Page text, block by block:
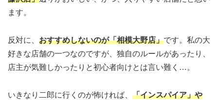
ます。
反対に、 おすすめしないのが「相模大野店」です。私の大
好きな店舗の一つなのですが、独自のルールがあったり、
店主が気難しかったりと初心者向けとは言い難く…。
いきなり二郎に行くのが怖ければ、 「インスパイア」や